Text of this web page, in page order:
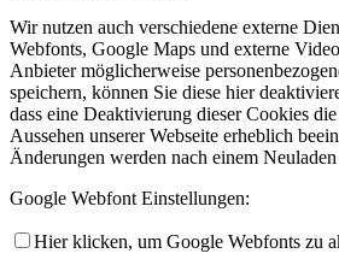
Wir nutzen auch verschiedene externe
Webfonts, Google Maps und externe
Anbieter möglicherweise
speichern, können Sie diese hier
dass eine Deaktivierung dieser Cookies
Aussehen unserer Webseite erheblich
Änderungen werden nach einem
Google Webfont Einstellungen:
Hier klicken, um Google Webfonts zu